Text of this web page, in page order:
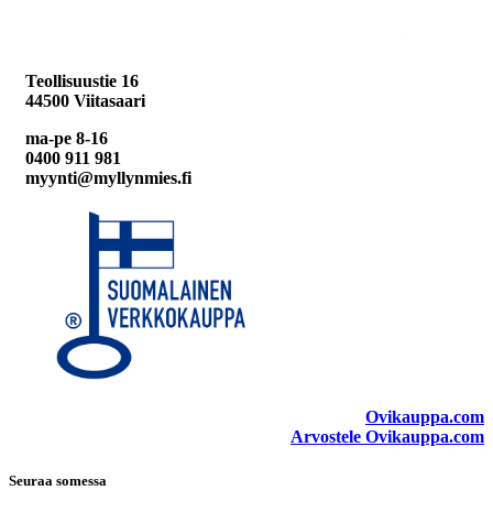
Teollisuustie 16
44500 Viitasaari
ma-pe 8-16
0400 911 981
myynti@myllynmies.fi
Ovikauppa.com
Arvostele Ovikauppa.com
Seuraa somessa